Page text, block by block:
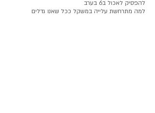
להפסיק לאכול ב6 בערב
למה מתרחשת עלייה במשקל ככל שאנו גדלים